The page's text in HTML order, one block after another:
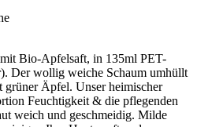
Bio-Apfelsaft, in 135ml PET-
Der wollig weiche Schaum umhüllt
Äpfel. Unser heimischer
Feuchtigkeit & die pflegenden
weich und geschmeidig. Milde